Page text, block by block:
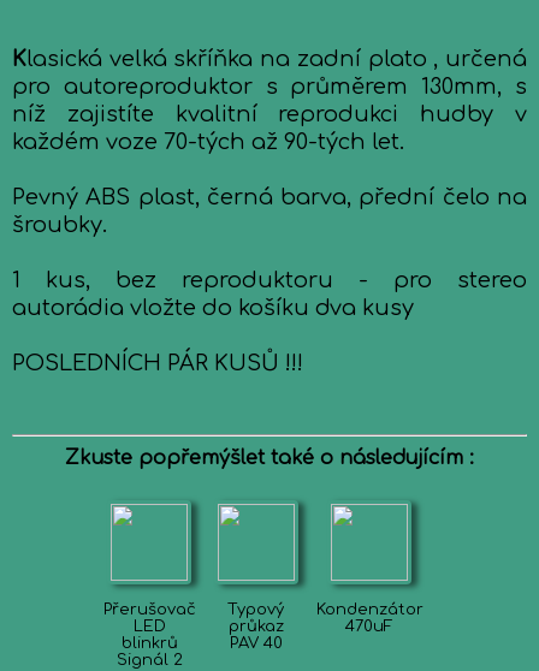
Klasická velká skříňka na zadní plato , určená
pro autoreproduktor s průměrem 130mm, s
níž zajistíte kvalitní reprodukci hudby v
každém voze 70-tých až 90-tých let.
Pevný ABS plast, černá barva, přední čelo na
šroubky.
1 kus, bez reproduktoru - pro stereo
autorádia vložte do košíku dva kusy
POSLEDNÍCH PÁR KUSŮ !!!
Zkuste popřemýšlet také o následujícím :
Přerušovač
LED
blinkrů
Signál 2
Typový
průkaz
PAV 40
Kondenzátor
470uF